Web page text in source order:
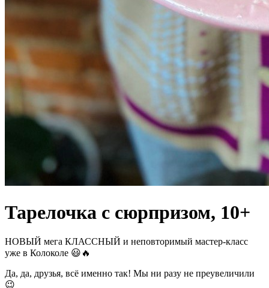
Тарелочка с сюрпризом, 10+
НОВЫЙ мега КЛАССНЫЙ и неповторимый мастер-класс
уже в Колоколе 😃🔥 ⠀
Да, да, друзья, всё именно так! Мы ни разу не преувеличили
😉 ⠀